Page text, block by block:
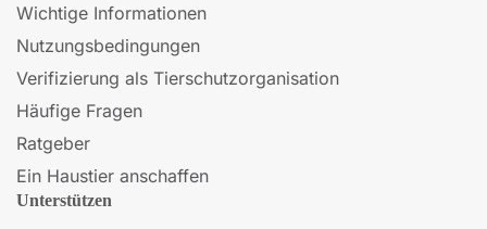
Wichtige Informationen
Nutzungsbedingungen
Verifizierung als Tierschutzorganisation
Häufige Fragen
Ratgeber
Ein Haustier anschaffen
Unterstützen